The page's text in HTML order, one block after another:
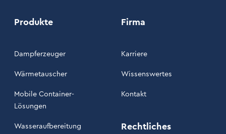
Produkte
Dampferzeuger
Wärmetauscher
Mobile Container-
Lösungen
Wasseraufbereitung
Firma
Karriere
Wissenswertes
Kontakt
Rechtliches